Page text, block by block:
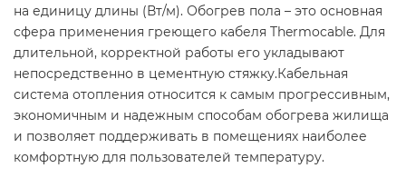
на единицу длины (Вт/м). Обогрев пола – это основная
сфера применения греющего кабеля Thermocable. Для
длительной, корректной работы его укладывают
непосредственно в цементную стяжку.Кабельная
система отопления относится к самым прогрессивным,
экономичным и надежным способам обогрева жилища
и позволяет поддерживать в помещениях наиболее
комфортную для пользователей температуру.